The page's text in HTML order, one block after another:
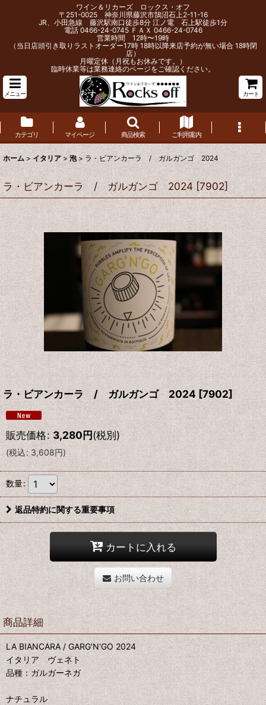
ワイン＆リカーズ ロックス・オフ
〒251-0025 神奈川県藤沢市鵠沼石上2-11-16
JR、小田急線 藤沢駅南口徒歩8分 江ノ電 石上駅徒歩1分
電話 0466-24-0745 ＦＡＸ 0466-24-0746
営業時間 12時〜19時
（当日店頭引き取りラストオーダー17時 18時以降来店予約が無い場合 18時閉
店）
月曜定休（月祝もお休みです。）
臨時休業等は業務連絡のページをご確認ください。
メニュー カート
カテゴリ マイページ 商品検索 ご利用案内
ホーム > イタリア > 泡 > ラ・ビアンカーラ / ガルガンゴ 2024
ラ・ビアンカーラ / ガルガンゴ 2024 [7902]
ラ・ビアンカーラ / ガルガンゴ 2024 [7902]
販売価格: 3,280円(税別)
(税込: 3,608円)
数量:
返品特約に関する重要事項
カートに入れる
お問い合わせ
商品詳細
LA BIANCARA / GARG'N'GO 2024
イタリア ヴェネト
品種：ガルガーネガ
ナチュラル